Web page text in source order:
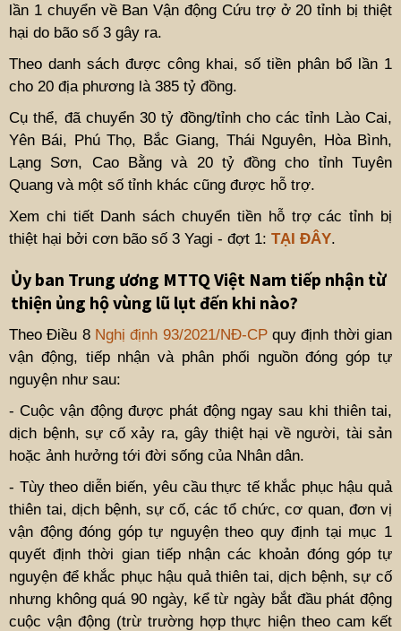
lần 1 chuyển về Ban Vận động Cứu trợ ở 20 tỉnh bị thiệt
hại do bão số 3 gây ra.
Theo danh sách được công khai, số tiền phân bổ lần 1
cho 20 địa phương là 385 tỷ đồng.
Cụ thể, đã chuyển 30 tỷ đồng/tỉnh cho các tỉnh Lào Cai,
Yên Bái, Phú Thọ, Bắc Giang, Thái Nguyên, Hòa Bình,
Lạng Sơn, Cao Bằng và 20 tỷ đồng cho tỉnh Tuyên
Quang và một số tỉnh khác cũng được hỗ trợ.
Xem chi tiết Danh sách chuyển tiền hỗ trợ các tỉnh bị
thiệt hại bởi cơn bão số 3 Yagi - đợt 1: TẠI ĐÂY.
Ủy ban Trung ương MTTQ Việt Nam tiếp nhận từ
thiện ủng hộ vùng lũ lụt đến khi nào?
Theo Điều 8 Nghị định 93/2021/NĐ-CP quy định thời gian
vận động, tiếp nhận và phân phối nguồn đóng góp tự
nguyện như sau:
- Cuộc vận động được phát động ngay sau khi thiên tai,
dịch bệnh, sự cố xảy ra, gây thiệt hại về người, tài sản
hoặc ảnh hưởng tới đời sống của Nhân dân.
- Tùy theo diễn biến, yêu cầu thực tế khắc phục hậu quả
thiên tai, dịch bệnh, sự cố, các tổ chức, cơ quan, đơn vị
vận động đóng góp tự nguyện theo quy định tại mục 1
quyết định thời gian tiếp nhận các khoản đóng góp tự
nguyện để khắc phục hậu quả thiên tai, dịch bệnh, sự cố
nhưng không quá 90 ngày, kể từ ngày bắt đầu phát động
cuộc vận động (trừ trường hợp thực hiện theo cam kết